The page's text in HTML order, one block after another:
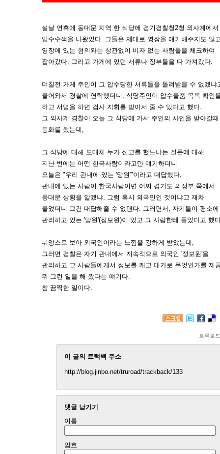
설날 연휴에 동대문 지역 한 식당에 경기경찰청2청 외사계에서
압수수색을 나왔었다. 그들은 제대로 영장을 얘기해주지도 않
영장에 있는 혐의와는 상관없이 비자 없는 사람들을 체크하여
잡아갔다. 그리고 가게에 있던 서류나 장부들을 다 가져갔다.
며칠전 가게 주인이 그 압수당한 서류들을 돌려받을 수 없겠냐
물어와서 경찰에 연락했더니, 식당주인이 압수물품 목록 확인
하고 서명을 하면 검사 지휘를 받아서 줄 수 있다고 했다.
그 외사계 경찰이 오늘 그 식당에 가서 주인의 사인을 받아갈때
통화를 했는데,
그 식당에 대해 도대체 누가 신고를 했느냐는 질문에 대해
지난 번에는 어떤 한국사람이라고만 얘기하더니
오늘은 "우리 관내에 있는 '망원'"이라고 대답했다.
관내에 있는 사람이 한국사람이면 어찌 경기도 의정부 쪽에서
동대문 상황을 알겠냐, 그럼 혹시 외국인인 것이냐고 재차
물었더니 그건 대답해줄 수 없댄다. 그러면서, 자기들이 평소에
관리하고 있는 '망원'(정보원)이 있고 그 사람한테 들었다고 했
뉘앙스로 보아 외국인이라는 느낌을 강하게 받았는데,
그러면 경찰은 자기 관내에서 지속적으로 외국인 '정보원'을
관리하고 그 사람들에게서 정보를 캐고 대가로 무엇인가를 제
뭐 그런 일을 해 왔다는 얘기다.
참 끔찍한 일이다.
트루로드
이 글의 트랙백 주소
http://blog.jinbo.net/truroad/trackback/133
댓글 남기기
이름
암호